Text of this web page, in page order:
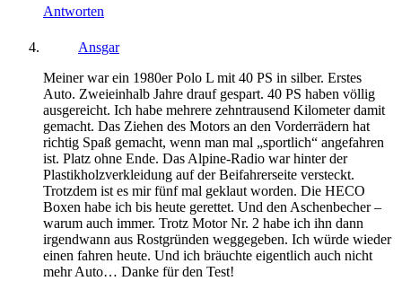
Antworten
Ansgar
Meiner war ein 1980er Polo L mit 40 PS in silber. Erstes
Auto. Zweieinhalb Jahre drauf gespart. 40 PS haben völlig
ausgereicht. Ich habe mehrere zehntrausend Kilometer damit
gemacht. Das Ziehen des Motors an den Vorderrädern hat
richtig Spaß gemacht, wenn man mal „sportlich“ angefahren
ist. Platz ohne Ende. Das Alpine-Radio war hinter der
Plastikholzverkleidung auf der Beifahrerseite versteckt.
Trotzdem ist es mir fünf mal geklaut worden. Die HECO
Boxen habe ich bis heute gerettet. Und den Aschenbecher –
warum auch immer. Trotz Motor Nr. 2 habe ich ihn dann
irgendwann aus Rostgründen weggegeben. Ich würde wieder
einen fahren heute. Und ich bräuchte eigentlich auch nicht
mehr Auto… Danke für den Test!